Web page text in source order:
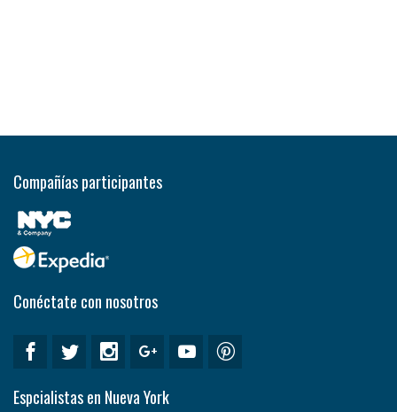
Compañías participantes
Conéctate con nosotros
Espcialistas en Nueva York